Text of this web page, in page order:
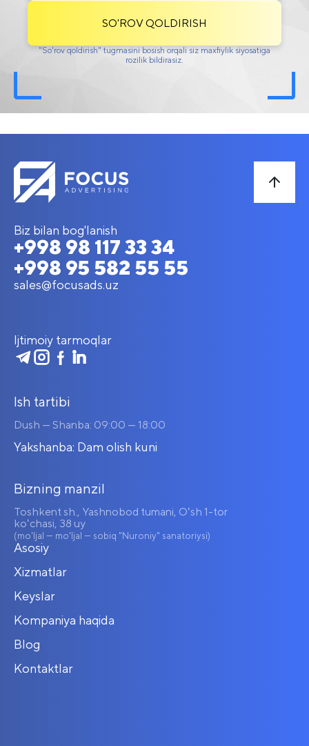
SO'ROV QOLDIRISH
"So'rov qoldirish" tugmasini bosish orqali siz maxfiylik siyosatiga
rozilik bildirasiz.
Biz bilan bog'lanish
+998 98 117 33 34
+998 95 582 55 55
sales@focusads.uz
Ijtimoiy tarmoqlar
Ish tartibi
Dush — Shanba: 09:00 — 18:00
Yakshanba: Dam olish kuni
Bizning manzil
Toshkent sh., Yashnobod tumani, Oʻsh 1-tor
koʻchasi, 38 uy
(mo'ljal — mo'ljal — sobiq "Nuroniy" sanatoriysi)
Asosiy
Xizmatlar
Keyslar
Kompaniya haqida
Blog
Kontaktlar